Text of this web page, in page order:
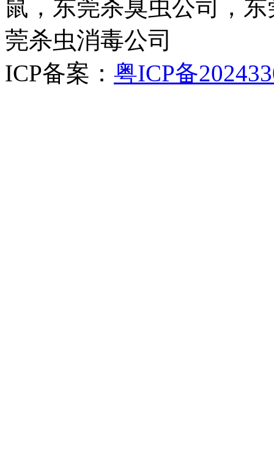
鼠，东莞杀臭虫公司，
莞杀虫消毒公司
ICP备案： 粤ICP备